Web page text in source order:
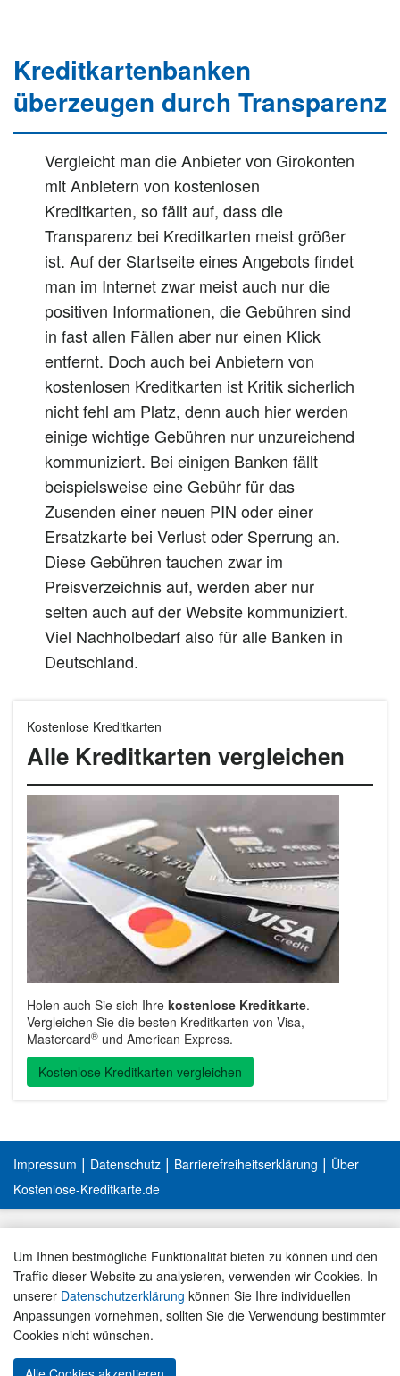
Um Ihnen bestmögliche Funktionalität bieten zu können und den
Traffic dieser Website zu analysieren, verwenden wir Cookies. In
unserer Datenschutzerklärung können Sie Ihre individuellen
Anpassungen vornehmen, sollten Sie die Verwendung bestimmter
Cookies nicht wünschen.
Kreditkartenbanken
überzeugen durch Transparenz
Vergleicht man die Anbieter von Girokonten
mit Anbietern von kostenlosen
Kreditkarten, so fällt auf, dass die
Transparenz bei Kreditkarten meist größer
ist. Auf der Startseite eines Angebots findet
man im Internet zwar meist auch nur die
positiven Informationen, die Gebühren sind
in fast allen Fällen aber nur einen Klick
entfernt. Doch auch bei Anbietern von
kostenlosen Kreditkarten ist Kritik sicherlich
nicht fehl am Platz, denn auch hier werden
einige wichtige Gebühren nur unzureichend
kommuniziert. Bei einigen Banken fällt
beispielsweise eine Gebühr für das
Zusenden einer neuen PIN oder einer
Ersatzkarte bei Verlust oder Sperrung an.
Diese Gebühren tauchen zwar im
Preisverzeichnis auf, werden aber nur
selten auch auf der Website kommuniziert.
Viel Nachholbedarf also für alle Banken in
Deutschland.
Kostenlose Kreditkarten
Alle Kreditkarten vergleichen
Holen auch Sie sich Ihre kostenlose Kreditkarte.
Vergleichen Sie die besten Kreditkarten von Visa,
Mastercard® und American Express.
Kostenlose Kreditkarten vergleichen
Impressum | Datenschutz | Barrierefreiheitserklärung | Über
Kostenlose-Kreditkarte.de